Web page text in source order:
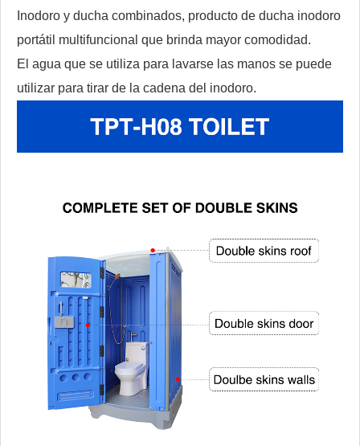
Inodoro y ducha combinados, producto de ducha inodoro
portátil multifuncional que brinda mayor comodidad.
El agua que se utiliza para lavarse las manos se puede
utilizar para tirar de la cadena del inodoro.